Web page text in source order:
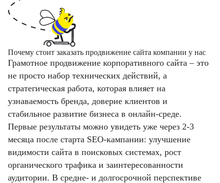
Почему стоит заказать продвижение сайта компании у нас
Грамотное продвижение корпоративного сайта – это
не просто набор технических действий, а
стратегическая работа, которая влияет на
узнаваемость бренда, доверие клиентов и
стабильное развитие бизнеса в онлайн-среде.
Первые результаты можно увидеть уже через 2-3
месяца после старта SEO-кампании: улучшение
видимости сайта в поисковых системах, рост
органического трафика и заинтересованности
аудитории. В средне- и долгосрочной перспективе